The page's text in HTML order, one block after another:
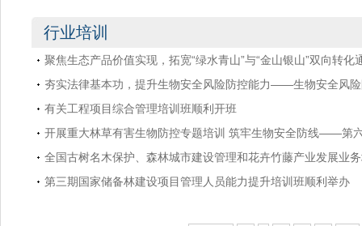
行业培训
聚焦生态产品价值实现，拓宽“绿水青山”与“金山银山”双向转
夯实法律基本功，提升生物安全风险防控能力——生物安全风
有关工程项目综合管理培训班顺利开班
开展重大林草有害生物防控专题培训 筑牢生物安全防线——第
全国古树名木保护、森林城市建设管理和花卉竹藤产业发展业
第三期国家储备林建设项目管理人员能力提升培训班顺利举办